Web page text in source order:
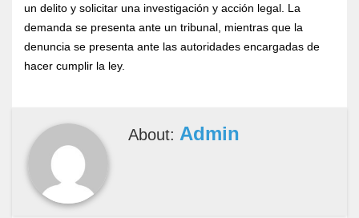
un delito y solicitar una investigación y acción legal. La
demanda se presenta ante un tribunal, mientras que la
denuncia se presenta ante las autoridades encargadas de
hacer cumplir la ley.
About: Admin